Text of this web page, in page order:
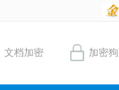
文档加密 加密